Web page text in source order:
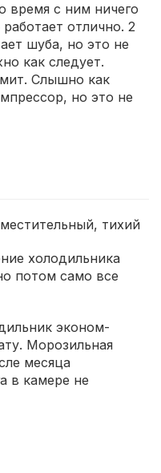
время с ним ничего
отлично. 2
шуба, но это не
как следует.
Слышно как
но это не
тихий
холодильника
потом само все
эконом-
Морозильная
месяца
в камере не